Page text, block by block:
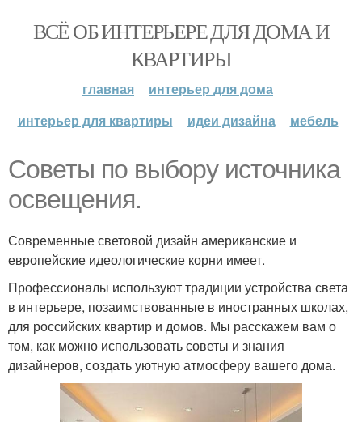
ВСЁ ОБ ИНТЕРЬЕРЕ ДЛЯ ДОМА И
КВАРТИРЫ
главная
интерьер для дома
интерьер для квартиры
идеи дизайна мебель
Советы по выбору источника
освещения.
Современные световой дизайн американские и
европейские идеологические корни имеет.
Профессионалы используют традиции устройства света
в интерьере, позаимствованные в иностранных школах,
для российских квартир и домов. Мы расскажем вам о
том, как можно использовать советы и знания
дизайнеров, создать уютную атмосферу вашего дома.